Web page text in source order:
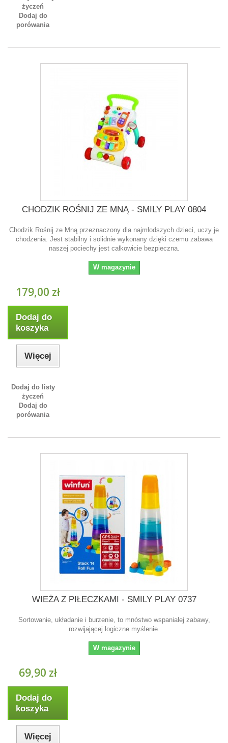
życzeń
Dodaj do
porówania
CHODZIK ROŚNIJ ZE MNĄ - SMILY PLAY 0804
Chodzik Rośnij ze Mną przeznaczony dla najmłodszych dzieci, uczy je
chodzenia. Jest stabilny i solidnie wykonany dzięki czemu zabawa
naszej pociechy jest całkowicie bezpieczna.
W magazynie
179,00 zł
Dodaj do
koszyka
Więcej
Dodaj do listy
życzeń
Dodaj do
porówania
WIEŻA Z PIŁECZKAMI - SMILY PLAY 0737
Sortowanie, układanie i burzenie, to mnóstwo wspaniałej zabawy,
rozwijającej logiczne myślenie.
W magazynie
69,90 zł
Dodaj do
koszyka
Więcej